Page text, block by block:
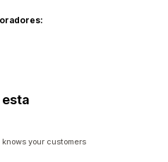
esta
your customers